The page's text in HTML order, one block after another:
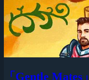
「Gentle